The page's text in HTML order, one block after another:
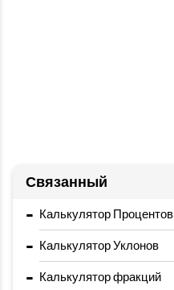
Связанный
- Калькулятор Процентов
- Калькулятор Уклонов
- Калькулятор фракций